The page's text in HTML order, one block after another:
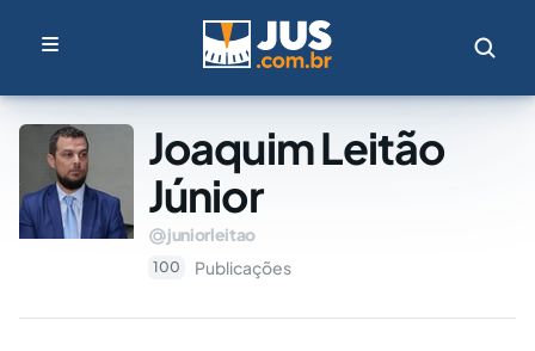
Joaquim Leitão
Júnior
juniorleitao
100 Publicações